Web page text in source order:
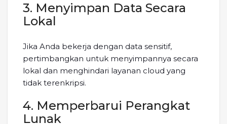
3. Menyimpan Data Secara
Lokal
Jika Anda bekerja dengan data sensitif,
pertimbangkan untuk menyimpannya secara
lokal dan menghindari layanan cloud yang
tidak terenkripsi.
4. Memperbarui Perangkat
Lunak